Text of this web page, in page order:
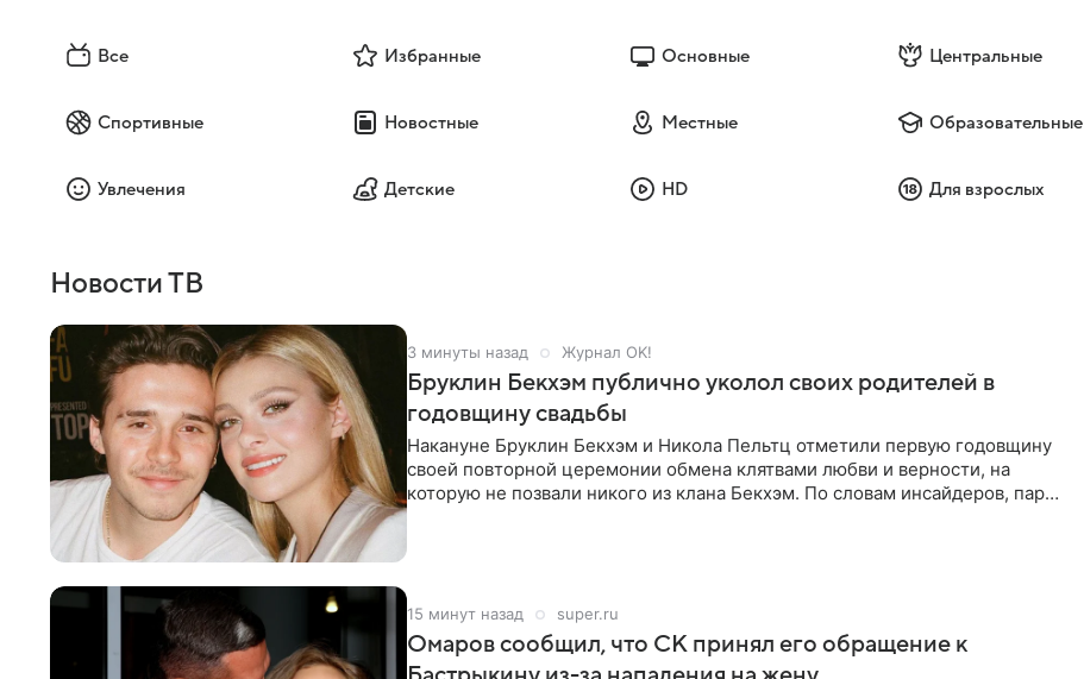
Все Избранные Основные Центральные
Спортивные Новостные Местные Образовательные
Увлечения Детские HD Для взрослых
Новости ТВ
3 минуты назад Журнал OK!
Бруклин Бекхэм публично уколол своих родителей в
годовщину свадьбы
Накануне Бруклин Бекхэм и Никола Пельтц отметили первую годовщину
своей повторной церемонии обмена клятвами любви и верности, на
которую не позвали никого из клана Бекхэм. По словам инсайдеров, пара
15 минут назад super.ru
Омаров сообщил, что СК принял его обращение к